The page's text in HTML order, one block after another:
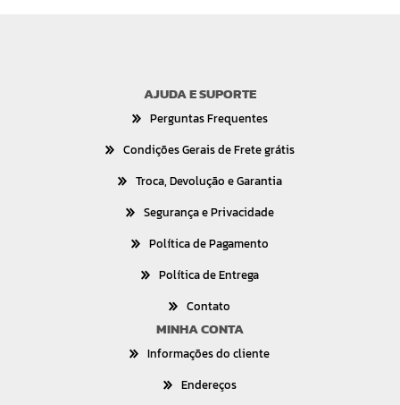
AJUDA E SUPORTE
Perguntas Frequentes
Condições Gerais de Frete grátis
Troca, Devolução e Garantia
Segurança e Privacidade
Política de Pagamento
Política de Entrega
Contato
MINHA CONTA
Informações do cliente
Endereços